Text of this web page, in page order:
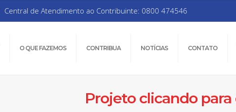
Central de Atendimento ao Contribuinte: 0800 474546
O QUE FAZEMOS CONTRIBUA NOTÍCIAS CONTATO
Projeto clicando